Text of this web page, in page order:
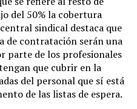
del 50% la cobertura
sindical destaca que
de contratación serán una
parte de los profesionales
que cubrir en la
del personal que sí está
de las listas de espera.